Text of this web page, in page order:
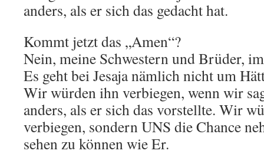
anders, als er sich das gedacht hat.
Kommt jetzt das „Amen“?
Nein, meine Schwestern und Brüder,
Es geht bei Jesaja nämlich nicht um
Wir würden ihn verbiegen, wenn wir
anders, als er sich das vorstellte. Wir
verbiegen, sondern UNS die Chance
sehen zu können wie Er.